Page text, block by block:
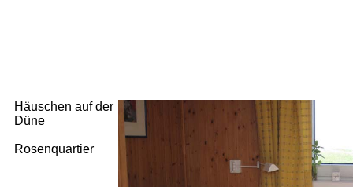
Häuschen auf der
Düne
Rosenquartier